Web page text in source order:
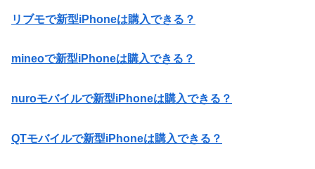
リブモで新型iPhoneは購入できる？
mineoで新型iPhoneは購入できる？
nuroモバイルで新型iPhoneは購入できる？
QTモバイルで新型iPhoneは購入できる？